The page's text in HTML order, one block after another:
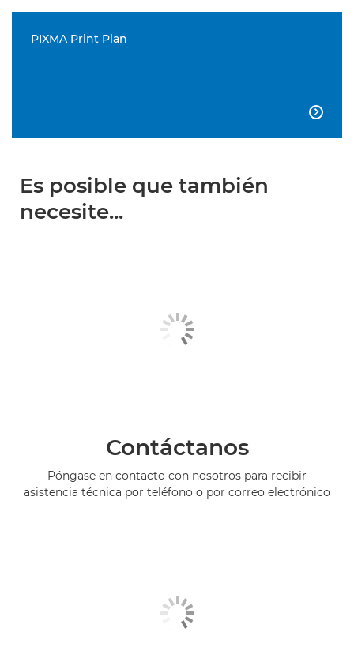
PIXMA Print Plan

Es posible que también
necesite...
Contáctanos
Póngase en contacto con nosotros para recibir
asistencia técnica por teléfono o por correo electrónico